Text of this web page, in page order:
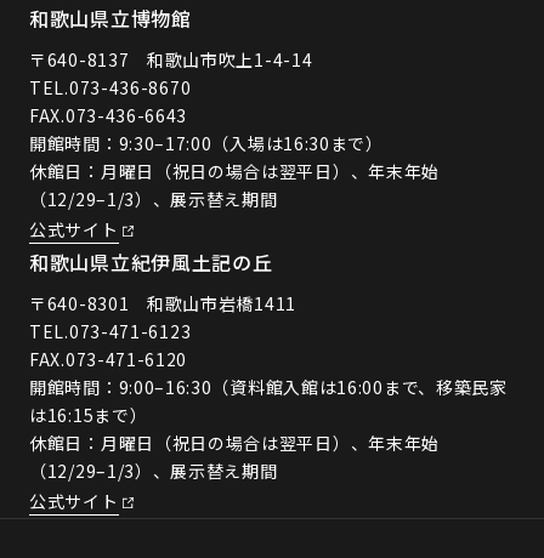
和歌山県立博物館
〒640-8137 和歌山市吹上1-4-14
TEL.073-436-8670
FAX.073-436-6643
開館時間：9:30–17:00（入場は16:30まで）
休館日：月曜日（祝日の場合は翌平日）、年末年始
（12/29–1/3）、展示替え期間
公式サイト
和歌山県立紀伊風土記の丘
〒640-8301 和歌山市岩橋1411
TEL.073-471-6123
FAX.073-471-6120
開館時間：9:00–16:30（資料館入館は16:00まで、移築民家
は16:15まで）
休館日：月曜日（祝日の場合は翌平日）、年末年始
（12/29–1/3）、展示替え期間
公式サイト